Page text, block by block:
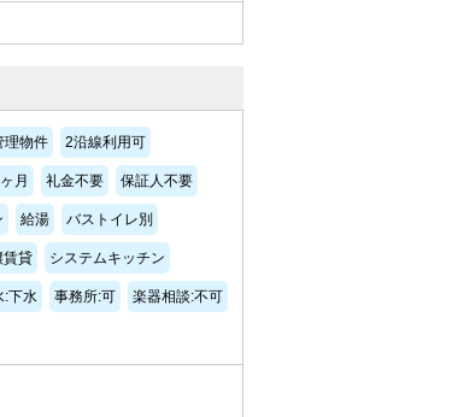
理物件 2沿線利用可
月 礼金不要 保証人不要
給湯 バストイレ別
賃貸 システムキッチン
:下水 事務所:可 楽器相談:不可